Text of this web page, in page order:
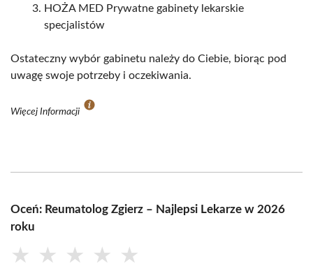
HOŻA MED Prywatne gabinety lekarskie
specjalistów
Ostateczny wybór gabinetu należy do Ciebie, biorąc pod
uwagę swoje potrzeby i oczekiwania.
Więcej Informacji
Oceń: Reumatolog Zgierz – Najlepsi Lekarze w 2026
roku
★ ★ ★ ★ ★